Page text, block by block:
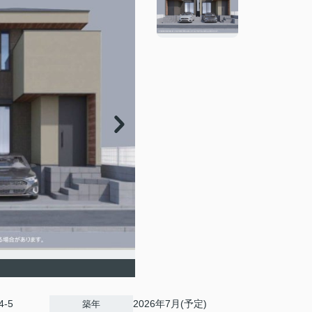
5 築年 2026年7月(予定)